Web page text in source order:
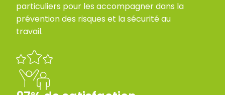
particuliers pour les accompagner dans la
prévention des risques et la sécurité au
travail.